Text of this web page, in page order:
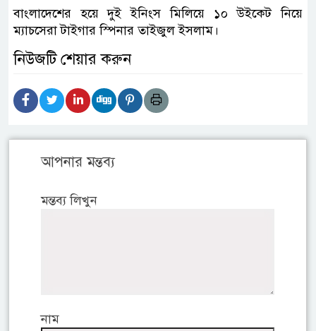
বাংলাদেশের হয়ে দুই ইনিংস মিলিয়ে ১০ উইকেট নিয়ে
ম্যাচসেরা টাইগার স্পিনার তাইজুল ইসলাম।
নিউজটি শেয়ার করুন
আপনার মন্তব্য
মন্তব্য লিখুন
নাম